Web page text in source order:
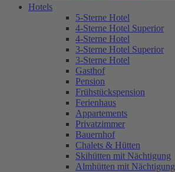
Hotels
5-Sterne Hotel
4-Sterne Hotel Superior
4-Sterne Hotel
3-Sterne Hotel Superior
3-Sterne Hotel
Gasthof
Pension
Frühstückspension
Ferienhaus
Appartements
Privatzimmer
Bauernhof
Chalets & Hütten
Skihütten mit Nächtigung
Almhütten mit Nächtigung